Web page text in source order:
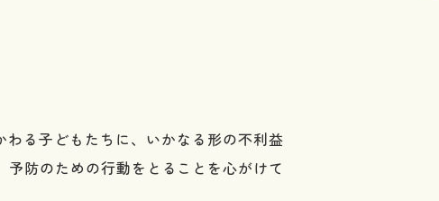
る子どもたちに、いかなる形の不利益
防のための行動をとることを心がけて